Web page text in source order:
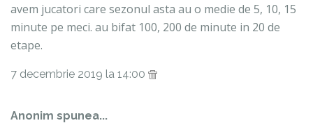
avem jucatori care sezonul asta au o medie de 5, 10, 15
minute pe meci. au bifat 100, 200 de minute in 20 de
etape.
7 decembrie 2019 la 14:00
Anonim spunea...